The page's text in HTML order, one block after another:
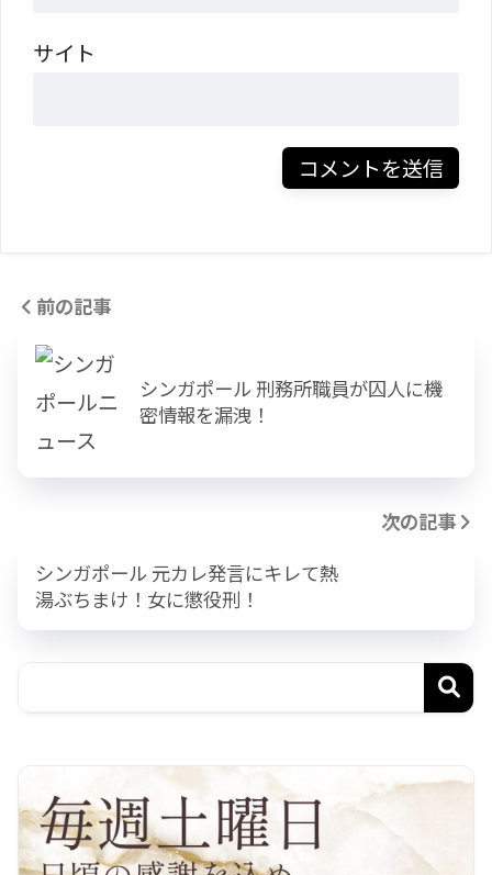
サイト
前の記事
シンガポール 刑務所職員が囚人に機
密情報を漏洩！
次の記事
シンガポール 元カレ発言にキレて熱
湯ぶちまけ！女に懲役刑！